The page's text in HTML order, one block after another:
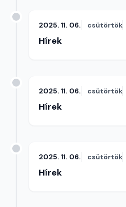
2025. 11. 06. csütörtök
Hírek
2025. 11. 06. csütörtök
Hírek
2025. 11. 06. csütörtök
Hírek